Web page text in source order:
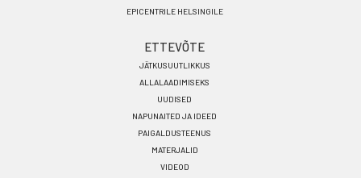
EPICENTRILE HELSINGILE
ETTEVÕTE
JÄTKUSUUTLIKKUS
ALLALAADIMISEKS
UUDISED
NAPUNAITED JA IDEED
PAIGALDUSTEENUS
MATERJALID
VIDEOD